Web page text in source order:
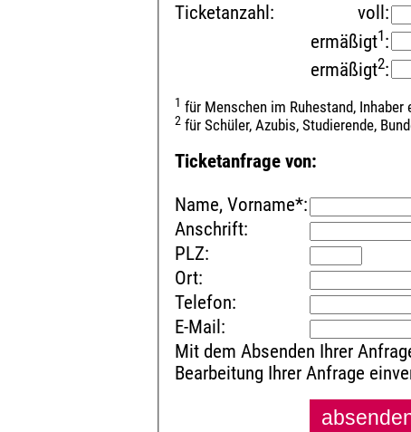
Ticketanzahl:
voll:
ermäßigt1:
ermäßigt2:
1 für Menschen im Ruhestand,
2für Schüler, Azubis, Studierende,
Ticketanfrage von:
Name, Vorname*:
Anschrift:
PLZ:
Ort:
Telefon:
E-Mail:
Mit dem Absenden Ihrer
Bearbeitung Ihrer Anfrage